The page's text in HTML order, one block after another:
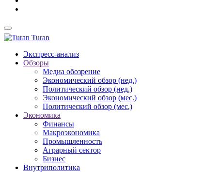
Turan
Экспресс-анализ
Обзоры
Медиа обозрение
Экономический обзор (нед.)
Политический обзор (нед.)
Экономический обзор (мес.)
Политический обзор (мес.)
Экономика
Финансы
Макроэкономика
Промышленность
Аграрный сектор
Бизнес
Внутриполитика